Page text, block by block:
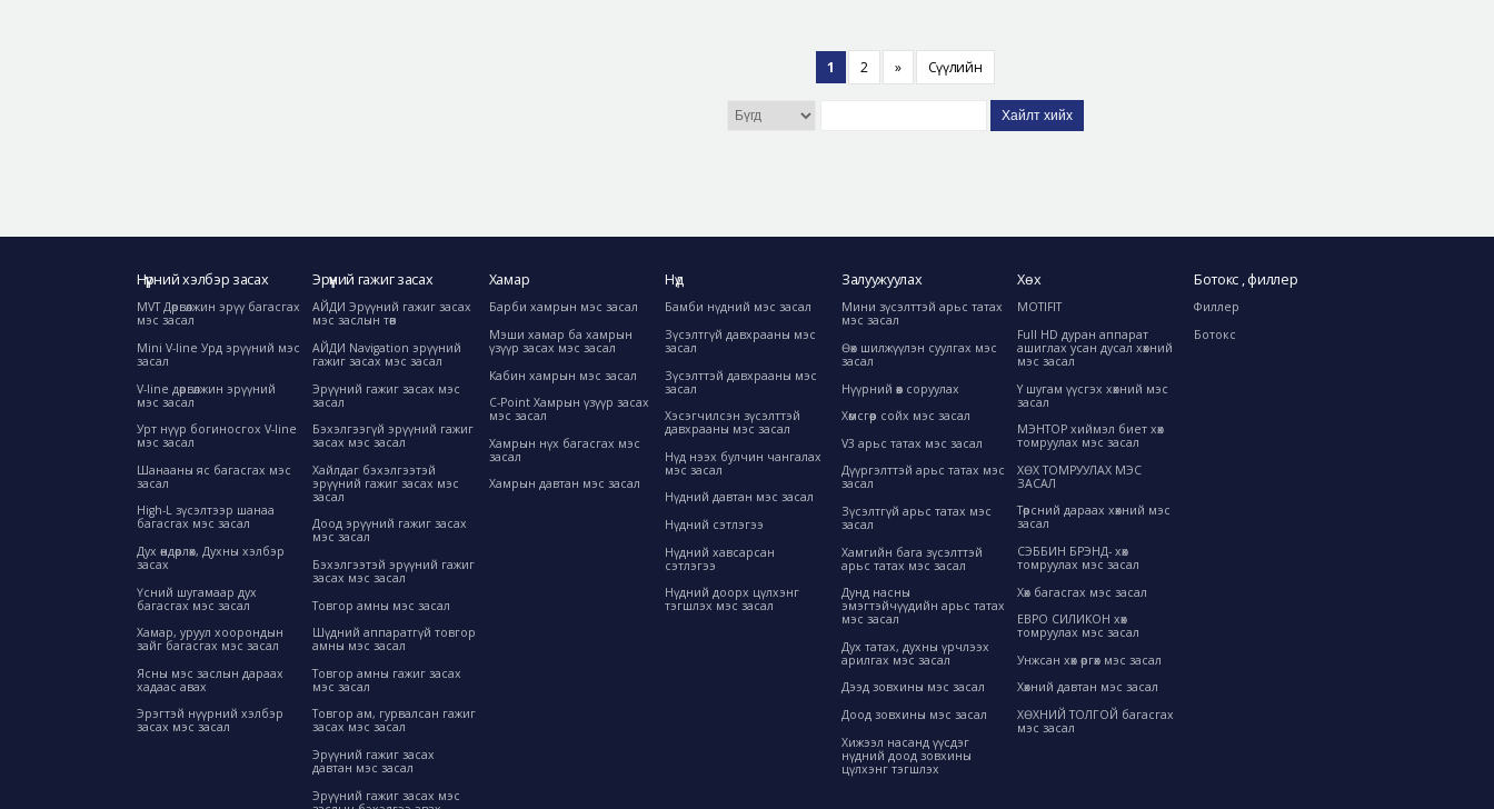
1 2 » Сүүлийн
Хайлт хийх
Нүүрний хэлбэр засах
MVT Дөрвөлжин эрүү багасгах
мэс засал
Mini V-line Урд эрүүний мэс
засал
V-line дөрвөлжин эрүүний
мэс засал
Урт нүүр богиносгох V-line
мэс засал
Шанааны яс багасгах мэс
засал
High-L зүсэлтээр шанаа
багасгах мэс засал
Дух өндөрлөх, Духны хэлбэр
засах
Үсний шугамаар дух
багасгах мэс засал
Хамар, уруул хоорондын
зайг багасгах мэс засал
Ясны мэс заслын дараах
хадаас авах
Эрэгтэй нүүрний хэлбэр
засах мэс засал
Эрүүний гажиг засах
АЙДИ Эрүүний гажиг засах
мэс заслын төв
АЙДИ Navigation эрүүний
гажиг засах мэс засал
Эрүүний гажиг засах мэс
засал
Бэхэлгээгүй эрүүний гажиг
засах мэс засал
Хайлдаг бэхэлгээтэй
эрүүний гажиг засах мэс
засал
Доод эрүүний гажиг засах
мэс засал
Бэхэлгээтэй эрүүний гажиг
засах мэс засал
Товгор амны мэс засал
Шүдний аппаратгүй товгор
амны мэс засал
Товгор амны гажиг засах
мэс засал
Товгор ам, гурвалсан гажиг
засах мэс засал
Эрүүний гажиг засах
давтан мэс засал
Эрүүний гажиг засах мэс
Хамар
Барби хамрын мэс засал
Мэши хамар ба хамрын
үзүүр засах мэс засал
Кабин хамрын мэс засал
C-Point Хамрын үзүүр засах
мэс засал
Хамрын нүх багасгах мэс
засал
Хамрын давтан мэс засал
Нүд
Бамби нүдний мэс засал
Зүсэлтгүй давхрааны мэс
засал
Зүсэлттэй давхрааны мэс
засал
Хэсэгчилсэн зүсэлттэй
давхрааны мэс засал
Нүд нээх булчин чангалах
мэс засал
Нүдний давтан мэс засал
Нүдний сэтлэгээ
Нүдний хавсарсан
сэтлэгээ
Нүдний доорх цүлхэнг
тэгшлэх мэс засал
Залуужуулах
Мини зүсэлттэй арьс татах
мэс засал
Өөх шилжүүлэн суулгах мэс
засал
Нүүрний өөх соруулах
Хөмсгөөр сойх мэс засал
V3 арьс татах мэс засал
Дүүргэлттэй арьс татах мэс
засал
Зүсэлтгүй арьс татах мэс
засал
Хамгийн бага зүсэлттэй
арьс татах мэс засал
Дунд насны
эмэгтэйчүүдийн арьс татах
мэс засал
Дух татах, духны үрчлээх
арилгах мэс засал
Дээд зовхины мэс засал
Доод зовхины мэс засал
Хижээл насанд үүсдэг
нүдний доод зовхины
цүлхэнг тэгшлэх
Хөх
MOTIFIT
Full HD дуран аппарат
ашиглах усан дусал хөхний
мэс засал
Y шугам үүсгэх хөхний мэс
засал
МЭНТОР хиймэл биет хөх
томруулах мэс засал
ХӨХ ТОМРУУЛАХ МЭС
ЗАСАЛ
Төрсний дараах хөхний мэс
засал
СЭББИН БРЭНД- хөх
томруулах мэс засал
Хөх багасгах мэс засал
ЕВРО СИЛИКОН хөх
томруулах мэс засал
Унжсан хөх өргөх мэс засал
Хөхний давтан мэс засал
ХӨХНИЙ ТОЛГОЙ багасгах
мэс засал
Ботокс , филлер
Филлер
Ботокс